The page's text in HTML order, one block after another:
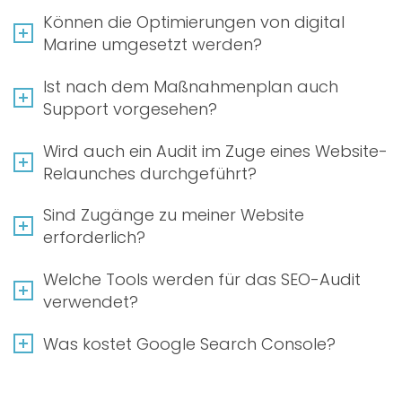
Können die Optimierungen von digital
Marine umgesetzt werden?
Ist nach dem Maßnahmenplan auch
Support vorgesehen?
Wird auch ein Audit im Zuge eines Website-
Relaunches durchgeführt?
Sind Zugänge zu meiner Website
erforderlich?
Welche Tools werden für das SEO-Audit
verwendet?
Was kostet Google Search Console?